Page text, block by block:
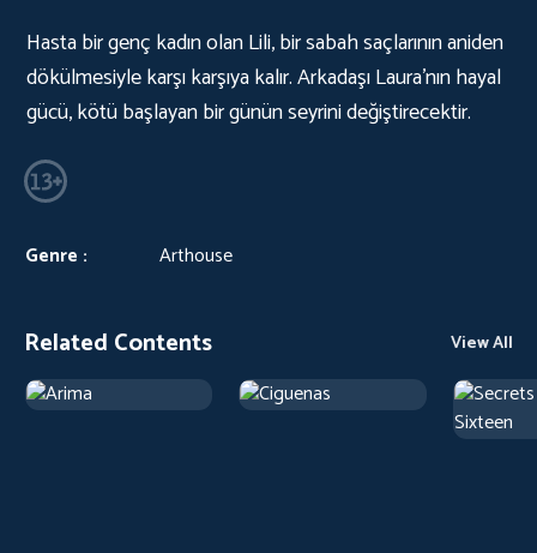
Hasta bir genç kadın olan Lili, bir sabah saçlarının aniden
dökülmesiyle karşı karşıya kalır. Arkadaşı Laura'nın hayal
gücü, kötü başlayan bir günün seyrini değiştirecektir.
Genre : Arthouse
Related Contents View All